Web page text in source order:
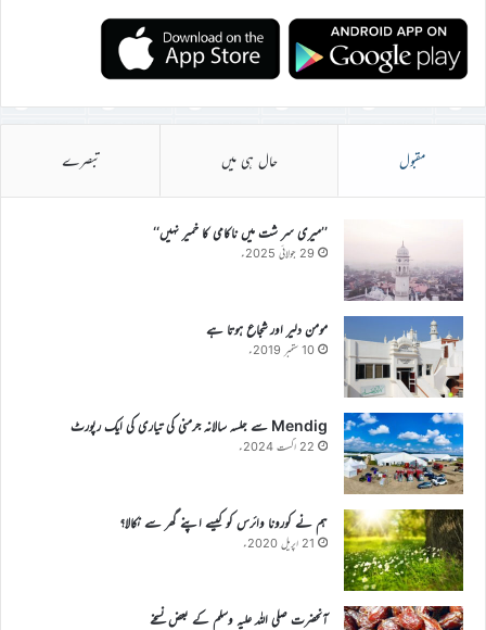
مقبول حال ہی میں تبصرے
’’میری سر شت میں ناکامی کا خمیر نہیں‘‘
29 جولائی 2025ء
مومن دلیر اور شجاع ہوتا ہے
10 ستمبر 2019ء
Mendig سے جلسہ سالانہ جرمنی کی تیاری کی ایک رپورٹ
22 اگست 2024ء
ہم نے کورونا وائرس کو کیسے اپنے گھر سے نکالا؟
21 اپریل 2020ء
آنحضرت صلی اللہ علیہ وسلم کے بعض نسخے